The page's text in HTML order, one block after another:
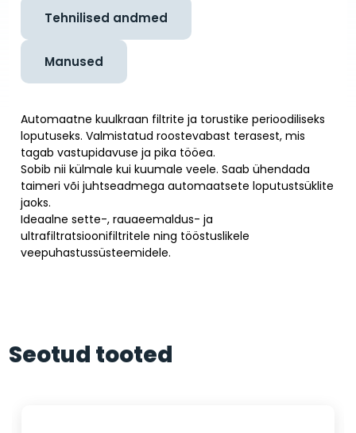
Tehnilised andmed
Manused
Automaatne kuulkraan filtrite ja torustike perioodiliseks
loputuseks. Valmistatud roostevabast terasest, mis
tagab vastupidavuse ja pika tööea.
Sobib nii külmale kui kuumale veele. Saab ühendada
taimeri või juhtseadmega automaatsete loputustsüklite
jaoks.
Ideaalne sette-, rauaeemaldus- ja
ultrafiltratsioonifiltritele ning tööstuslikele
veepuhastussüsteemidele.
Seotud tooted